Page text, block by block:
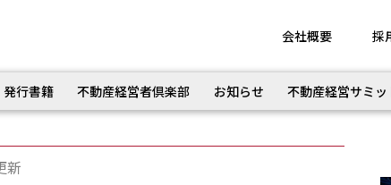
会社概要 採
発行書籍 不動産経営者倶楽部 お知らせ 不動産経営サミッ
新